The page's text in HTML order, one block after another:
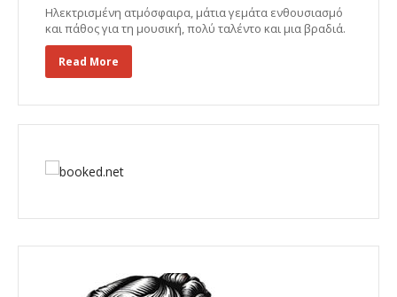
Ηλεκτρισμένη ατμόσφαιρα, μάτια γεμάτα ενθουσιασμό
και πάθος για τη μουσική, πολύ ταλέντο και μια βραδιά.
Read More